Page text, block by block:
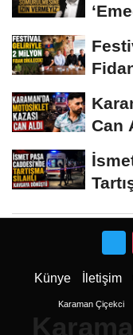
Can
Künye İletişim
Karaman Çiçekci